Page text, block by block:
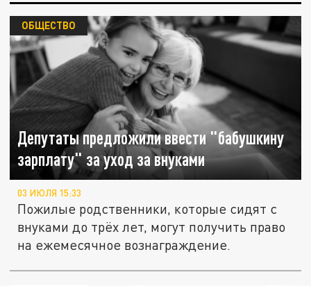
Депутаты предложили ввести "бабушкину
зарплату" за уход за внуками
ОБЩЕСТВО
03 ИЮЛЯ 15:33
Пожилые родственники, которые сидят с
внуками до трёх лет, могут получить право
на ежемесячное вознаграждение.